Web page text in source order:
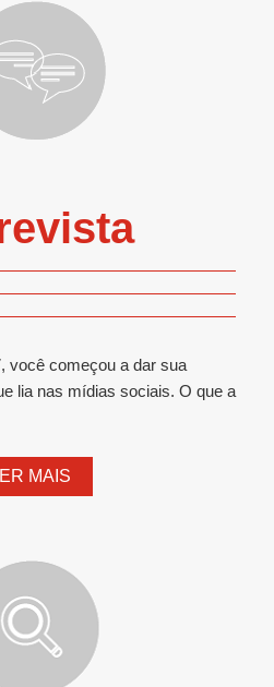
você começou a dar sua
lia nas mídias sociais. O que a
MAIS